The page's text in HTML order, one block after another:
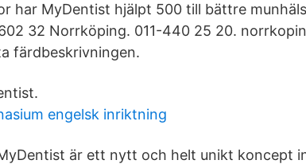
har MyDentist hjälpt 500 till bättre
32 Norrköping. 011-440 25 20.
färdbeskrivningen.
engelsk inriktning
är ett nytt och helt unikt koncept